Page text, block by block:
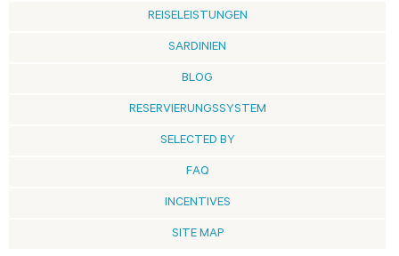
REISELEISTUNGEN
SARDINIEN
BLOG
RESERVIERUNGSSYSTEM
SELECTED BY
FAQ
INCENTIVES
SITE MAP